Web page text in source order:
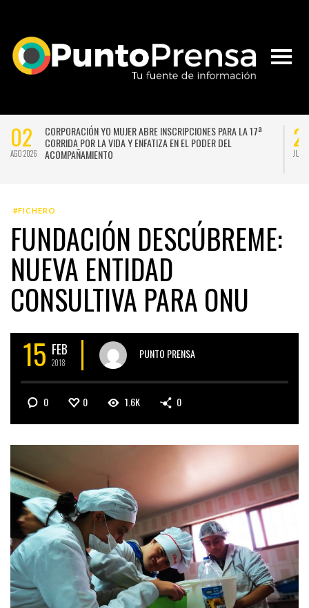
02
AGO 2026
CORPORACIÓN YO MUJER ABRE INSCRIPCIONES PARA LA 17ª
CORRIDA POR LA VIDA Y ENFATIZA EN EL PODER DEL
ACOMPAÑAMIENTO
JUL
#FICHERO
FUNDACIÓN DESCÚBREME:
NUEVA ENTIDAD
CONSULTIVA PARA ONU
15 FEB
2018
PUNTO PRENSA
0 0 1.6K 0